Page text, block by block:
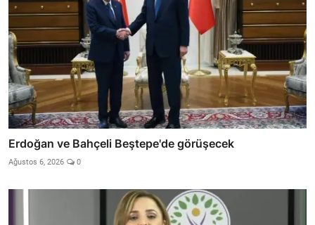
Erdoğan ve Bahçeli Beştepe'de görüşecek
Ağustos 6, 2026 0